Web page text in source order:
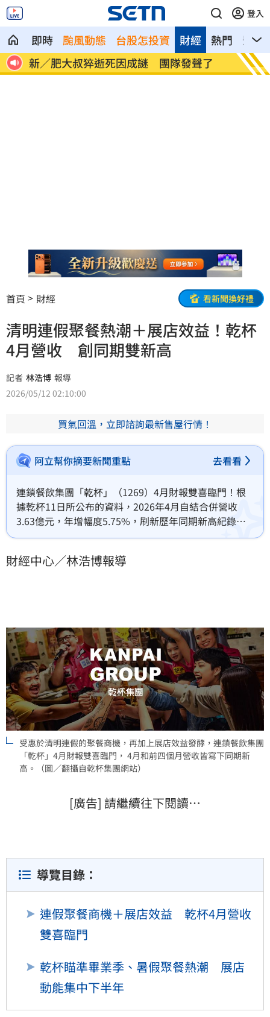
登入
即時 颱風動態 台股怎投資 熱門 影音
財經
新／肥大叔猝逝死因成謎 團隊發聲了
台中
心」
首頁 財經 看新聞換好禮
清明連假聚餐熱潮＋展店效益！乾杯
4月營收 創同期雙新高
記者 林浩博 報導
2026/05/12 02:10:00
買氣回溫，立即諮詢最新售屋行情！
阿立幫你摘要新聞重點 去看看
連鎖餐飲集團「乾杯」（1269）4月財報雙喜臨門！根
據乾杯11日所公布的資料，2026年4月自結合併營收
3.63億元，年增幅度5.75%，刷新歷年同期新高紀錄；
今年前4個月累計營收也年增5.09%，來到15.69億元，
財經中心／林浩博報導
受惠於清明連假的聚餐商機，再加上展店效益發酵，連鎖餐飲集團
「乾杯」4月財報雙喜臨門， 4月和前四個月營收皆寫下同期新
高。（圖／翻攝自乾杯集團網站）
[廣告] 請繼續往下閱讀…
導覽目錄：
連假聚餐商機＋展店效益 乾杯4月營收
雙喜臨門
乾杯瞄準畢業季、暑假聚餐熱潮 展店
動能集中下半年